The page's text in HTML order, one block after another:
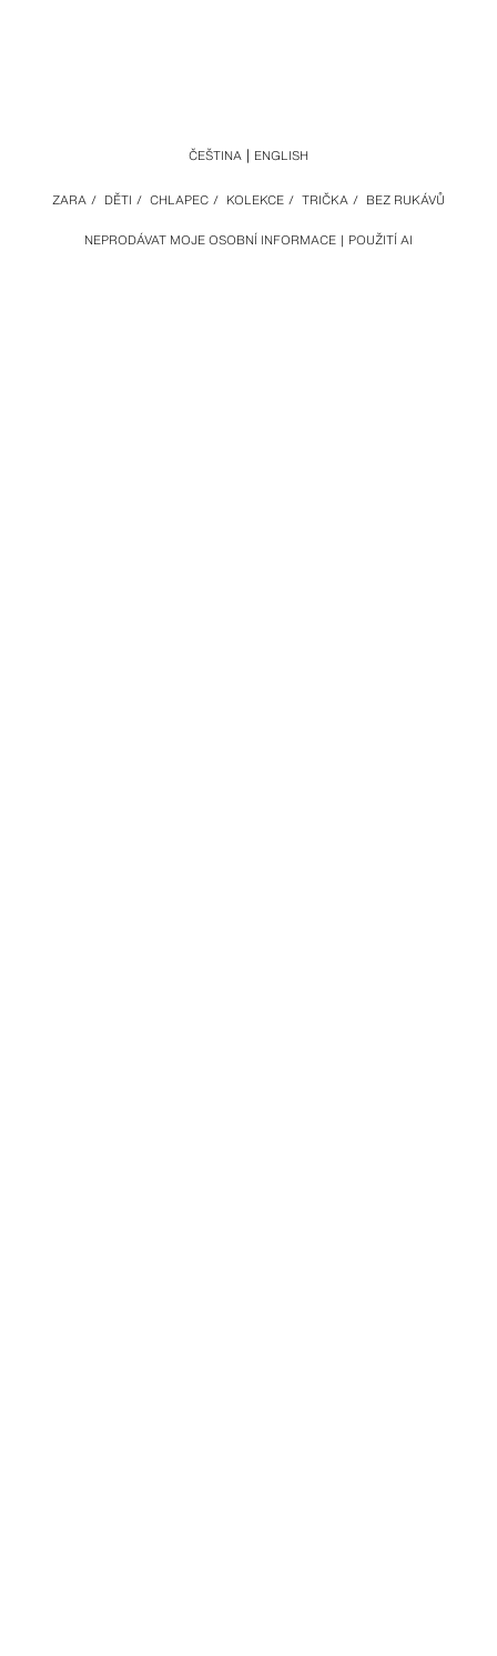
NEPRODÁVAT MOJE OSOBNÍ INFORMACE POUŽITÍ AI
ZARA / DĚTI / CHLAPEC / KOLEKCE / TRIČKA / BEZ RUKÁVŮ
ČEŠTINA ENGLISH